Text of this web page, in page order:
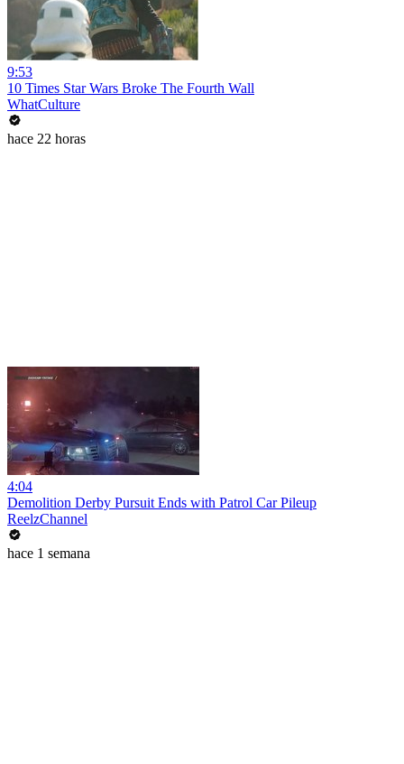
9:53
10 Times Star Wars Broke The Fourth Wall
WhatCulture
hace 22 horas
4:04
Demolition Derby Pursuit Ends with Patrol Car Pileup
ReelzChannel
hace 1 semana